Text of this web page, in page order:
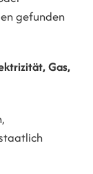
gefunden
Gas,